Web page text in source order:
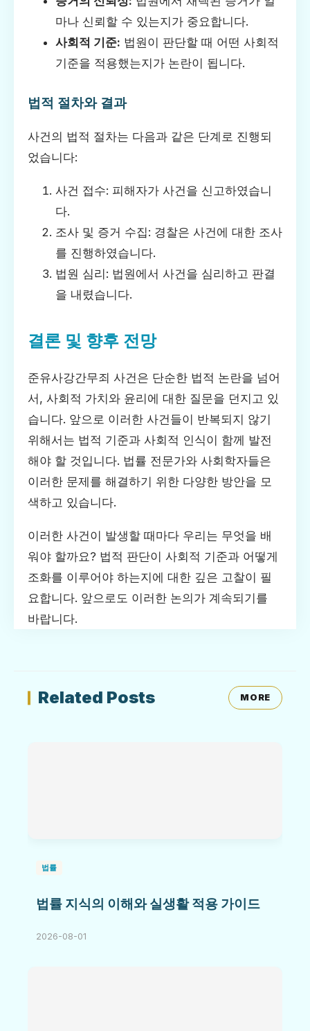
마나 신뢰할 수 있는지가 중요합니다.
사회적 기준: 법원이 판단할 때 어떤 사회적
기준을 적용했는지가 논란이 됩니다.
법적 절차와 결과
사건의 법적 절차는 다음과 같은 단계로 진행되
었습니다:
사건 접수: 피해자가 사건을 신고하였습니
다.
조사 및 증거 수집: 경찰은 사건에 대한 조사
를 진행하였습니다.
법원 심리: 법원에서 사건을 심리하고 판결
을 내렸습니다.
결론 및 향후 전망
준유사강간무죄 사건은 단순한 법적 논란을 넘어
서, 사회적 가치와 윤리에 대한 질문을 던지고 있
습니다. 앞으로 이러한 사건들이 반복되지 않기
위해서는 법적 기준과 사회적 인식이 함께 발전
해야 할 것입니다. 법률 전문가와 사회학자들은
이러한 문제를 해결하기 위한 다양한 방안을 모
색하고 있습니다.
이러한 사건이 발생할 때마다 우리는 무엇을 배
워야 할까요? 법적 판단이 사회적 기준과 어떻게
조화를 이루어야 하는지에 대한 깊은 고찰이 필
요합니다. 앞으로도 이러한 논의가 계속되기를
바랍니다.
Related Posts MORE
법률
법률 지식의 이해와 실생활 적용 가이드
2026-08-01